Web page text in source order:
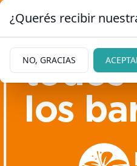
Nico, el niño
¿Querés recibir
NO, GRACIAS